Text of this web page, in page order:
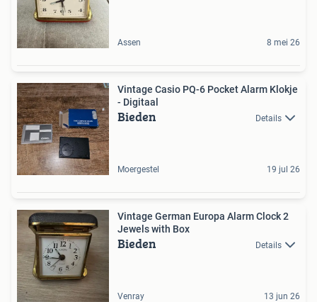
Assen 8 mei 26
Vintage Casio PQ-6 Pocket Alarm Klokje
- Digitaal
Bieden Details
Moergestel 19 jul 26
Vintage German Europa Alarm Clock 2
Jewels with Box
Bieden Details
Venray 13 jun 26